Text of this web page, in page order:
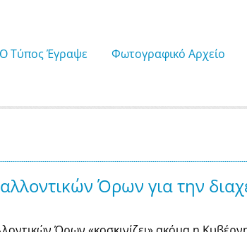
Ο Τύπος Έγραψε Φωτογραφικό Αρχείο
Όρων για την